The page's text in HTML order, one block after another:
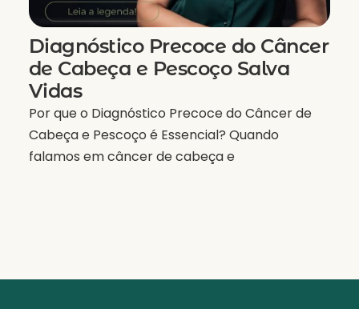
Diagnóstico Precoce do Câncer
de Cabeça e Pescoço Salva
Vidas
Por que o Diagnóstico Precoce do Câncer de
Cabeça e Pescoço é Essencial? Quando
falamos em câncer de cabeça e